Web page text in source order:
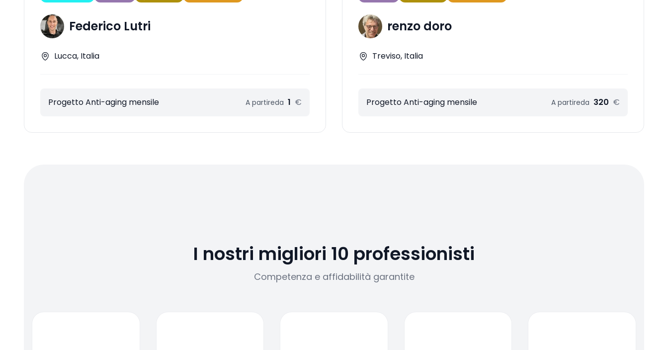
Federico Lutri
Lucca, Italia
Progetto Anti-aging mensile A partireda 1 €
renzo doro
Treviso, Italia
Progetto Anti-aging mensile A partireda 320 €
I nostri migliori 10 professionisti
Competenza e affidabilità garantite